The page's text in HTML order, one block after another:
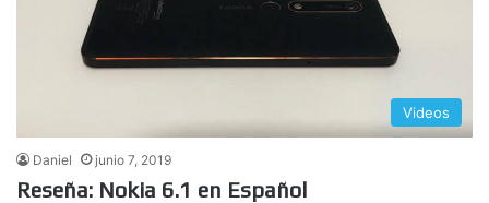
Videos
Daniel junio 7, 2019
Reseña: Nokia 6.1 en Español